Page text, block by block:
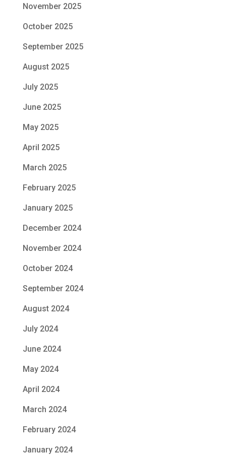
November 2025
October 2025
September 2025
August 2025
July 2025
June 2025
May 2025
April 2025
March 2025
February 2025
January 2025
December 2024
November 2024
October 2024
September 2024
August 2024
July 2024
June 2024
May 2024
April 2024
March 2024
February 2024
January 2024